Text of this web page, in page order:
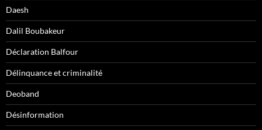
Daesh
Dalil Boubakeur
Déclaration Balfour
Délinquance et criminalité
Deoband
Désinformation